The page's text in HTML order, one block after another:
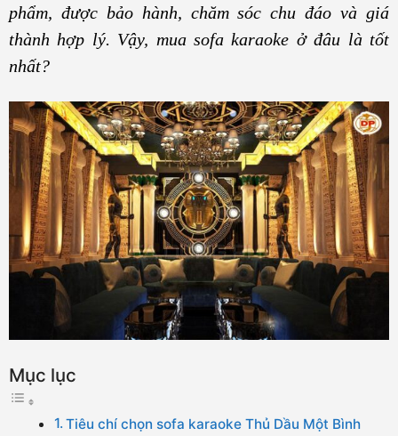
phẩm, được bảo hành, chăm sóc chu đáo và giá
thành hợp lý. Vậy, mua sofa karaoke ở đâu là tốt
nhất?
Mục lục
Tiêu chí chọn sofa karaoke Thủ Dầu Một Bình